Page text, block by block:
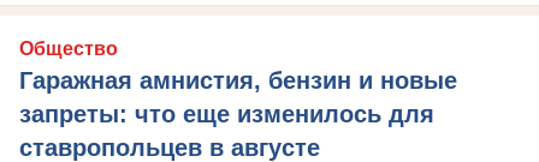
Общество
Гаражная амнистия, бензин и новые
запреты: что еще изменилось для
ставропольцев в августе